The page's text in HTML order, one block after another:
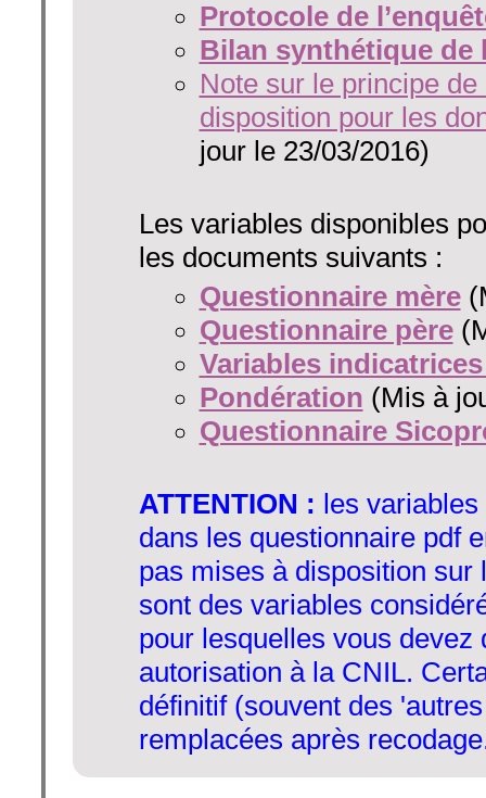
Protocole de
Bilan synthétique de
Note sur le principe
disposition pour les
jour le 23/03/2016)
Les variables disponibles
les documents suivants :
Questionnaire mère
Questionnaire père
Variables
Pondération (Mis à
Questionnaire
ATTENTION : les
dans les questionnaire pdf
pas mises à disposition sur
sont des variables
pour lesquelles vous devez
autorisation à la CNIL.
définitif (souvent des
remplacées après